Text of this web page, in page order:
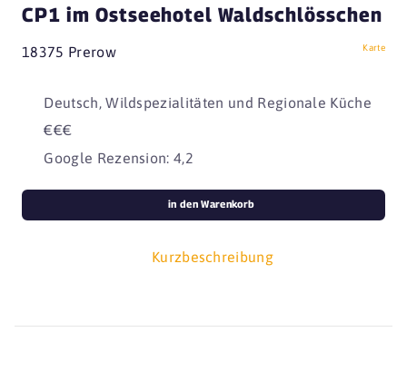
CP1 im Ostseehotel Waldschlösschen
18375 Prerow Karte
Deutsch, Wildspezialitäten und Regionale Küche
€€€
Google Rezension: 4,2
Kurzbeschreibung
in den Warenkorb